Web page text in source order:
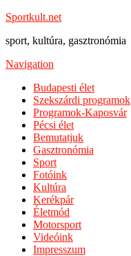
Sportkult.net
sport, kultúra, gasztronómia
Navigation
Budapesti élet
Szekszárdi programok
Programok-Kaposvár
Pécsi élet
Bemutatjuk
Gasztronómia
Sport
Fotóink
Kultúra
Kerékpár
Életmód
Motorsport
Videóink
Impresszum